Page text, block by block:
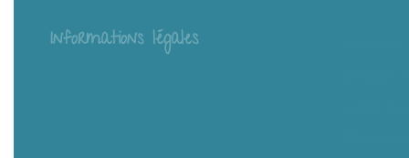
Informations légales